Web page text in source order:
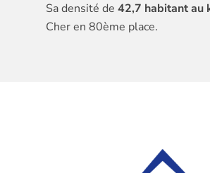
Sa densité de 42,7 habitant au
Cher en 80ème place.